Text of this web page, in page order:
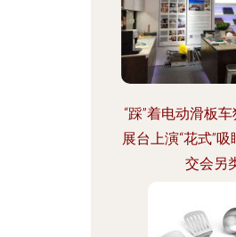
“踩”着电动滑板
展台上演“花式”
交会另